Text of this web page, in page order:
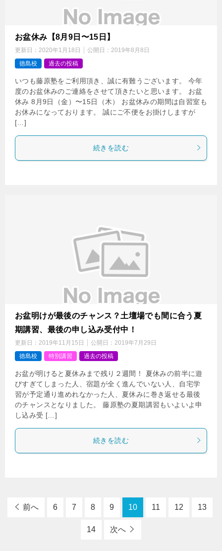
お盆休み【8月9日〜15日】
更新日： 2020年1月18日 公開日： 2019年8月8日
徳島校
過去の投稿
いつも藤原塾をご利用頂き、誠に有難うございます。 今年
度のお盆休みのご連絡をさせて頂きたいと思います。 お盆
休み 8月9日（金）〜15日（木） お盆休みの期間は自習室も
お休みになっております。 誠にご不便をお掛けしますが
[…]
続きを読む
お盆明けが最後のチャンス？土壇場でも間に合う夏
期講習、最後の申し込み受付中！
更新日： 2019年11月15日 公開日： 2019年7月29日
徳島校
特別講習 過去の投稿
お盆が明けると夏休みまで残り２週間！ 夏休みの前半に遊
びすぎてしまった人、宿題が全く進んでいない人、自宅学
習が予定通り進めれなかった人、夏休みに巻き返せる最後
のチャンスとなりました。 藤原塾の夏期講習もいよいよ申
し込み受 […]
続きを読む
前へ 6 7 8 9 10 11 12 13
14 次へ